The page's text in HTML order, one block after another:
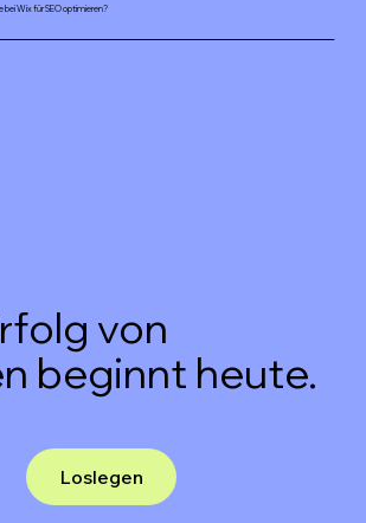
bei Wix für SEO optimieren?
von
beginnt heute.
Loslegen